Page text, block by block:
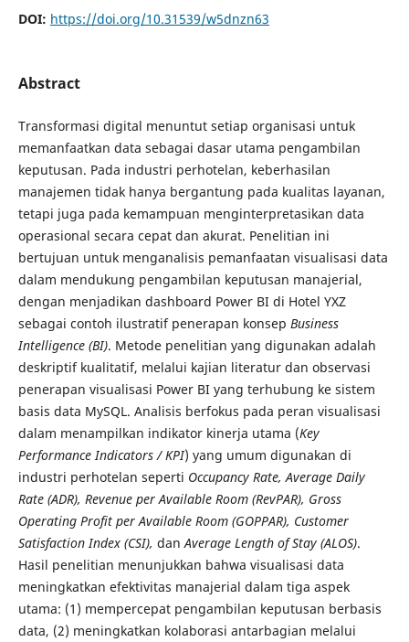
DOI: https://doi.org/10.31539/w5dnzn63
Abstract
Transformasi digital menuntut setiap organisasi untuk
memanfaatkan data sebagai dasar utama pengambilan
keputusan. Pada industri perhotelan, keberhasilan
manajemen tidak hanya bergantung pada kualitas layanan,
tetapi juga pada kemampuan menginterpretasikan data
operasional secara cepat dan akurat. Penelitian ini
bertujuan untuk menganalisis pemanfaatan visualisasi data
dalam mendukung pengambilan keputusan manajerial,
dengan menjadikan dashboard Power BI di Hotel YXZ
sebagai contoh ilustratif penerapan konsep Business
Intelligence (BI). Metode penelitian yang digunakan adalah
deskriptif kualitatif, melalui kajian literatur dan observasi
penerapan visualisasi Power BI yang terhubung ke sistem
basis data MySQL. Analisis berfokus pada peran visualisasi
dalam menampilkan indikator kinerja utama (Key
Performance Indicators / KPI) yang umum digunakan di
industri perhotelan seperti Occupancy Rate, Average Daily
Rate (ADR), Revenue per Available Room (RevPAR), Gross
Operating Profit per Available Room (GOPPAR), Customer
Satisfaction Index (CSI), danAverage Length of Stay (ALOS).
Hasil penelitian menunjukkan bahwa visualisasi data
meningkatkan efektivitas manajerial dalam tiga aspek
utama: (1) mempercepat pengambilan keputusan berbasis
data, (2) meningkatkan kolaborasi antarbagian melalui